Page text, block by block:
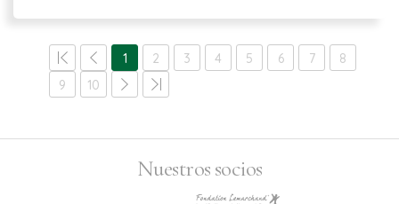
1 2 3 4 5 6 7
8
9
10
Nuestros socios